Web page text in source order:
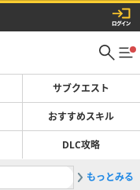
サブクエスト
おすすめスキル
DLC攻略
2魔剣ネ
もっとみる